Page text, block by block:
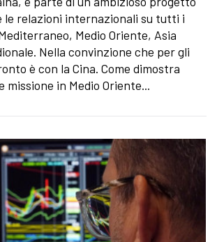
le relazioni internazionali su tutti i
Medio Oriente, Asia
Nella convinzione che per gli
è con la Cina. Come dimostra
missione in Medio Oriente...